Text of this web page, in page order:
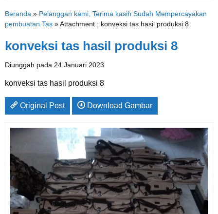
Beranda » Pelanggan kami, Terima kasih Sudah Mempercayakan
pembuatan Tas » Attachment : konveksi tas hasil produksi 8
konveksi tas hasil produksi 8
Diunggah pada 24 Januari 2023
konveksi tas hasil produksi 8
Original Post Download Gambar